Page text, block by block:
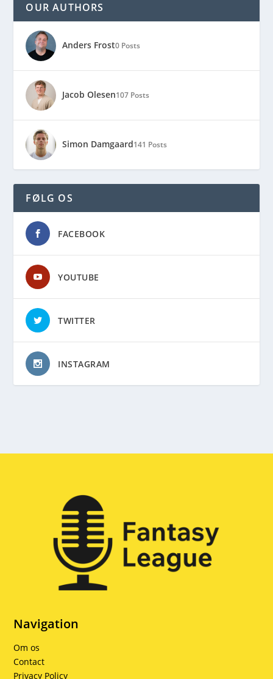
OUR AUTHORS
Anders Frost0 Posts
Jacob Olesen107 Posts
Simon Damgaard141 Posts
FØLG OS
FACEBOOK
YOUTUBE
TWITTER
INSTAGRAM
Navigation
Om os
Contact
Privacy Policy